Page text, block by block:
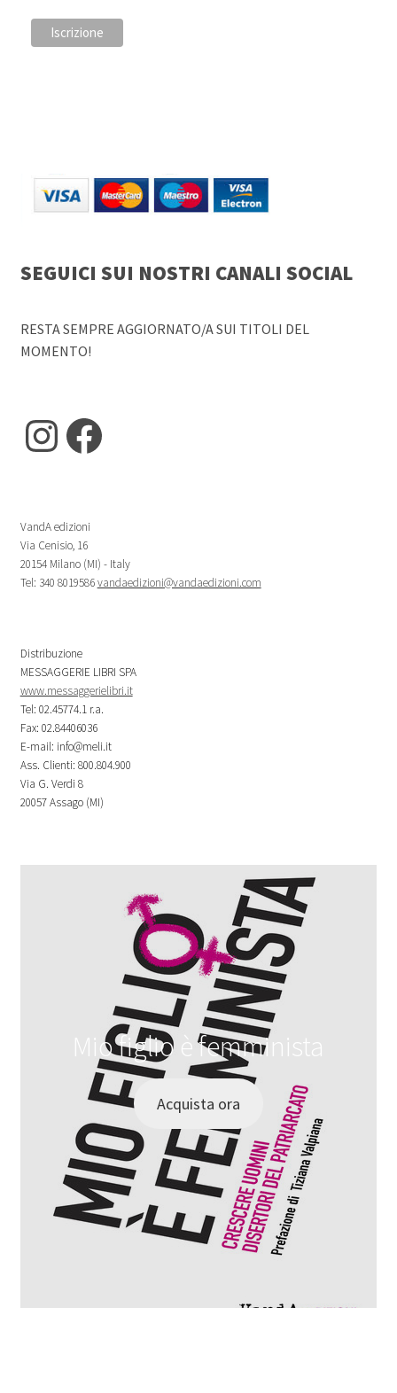
SEGUICI SUI NOSTRI CANALI SOCIAL
RESTA SEMPRE AGGIORNATO/A SUI TITOLI DEL
MOMENTO!
Instagram
Facebook
VandA edizioni
Via Cenisio, 16
20154 Milano (MI) - Italy
Tel: 340 8019586vandaedizioni@vandaedizioni.com
Distribuzione
MESSAGGERIE LIBRI SPA
www.messaggerielibri.it
Tel: 02.45774.1 r.a.
Fax: 02.84406036
E-mail: info@meli.it
Ass. Clienti: 800.804.900
Via G. Verdi 8
20057 Assago (MI)
Mio figlio è femminista
Acquista ora